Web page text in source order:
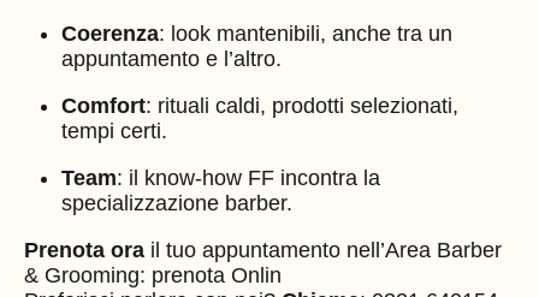
Coerenza: look mantenibili, anche tra un
appuntamento e l’altro.
Comfort: rituali caldi, prodotti selezionati,
tempi certi.
Team: il know-how FF incontra la
specializzazione barber.
Prenota ora il tuo appuntamento nell’Area Barber
& Grooming: prenota Onlin